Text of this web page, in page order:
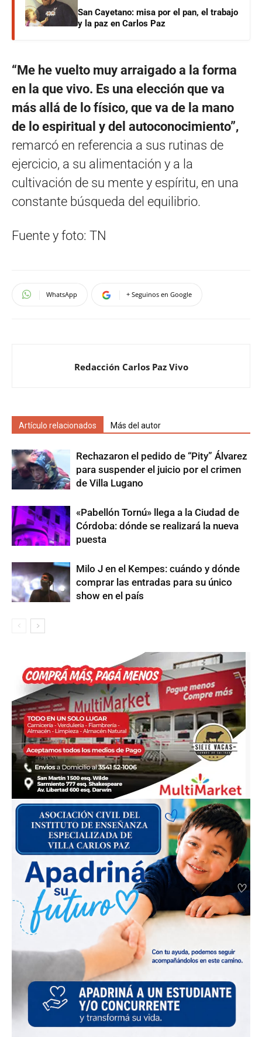
San Cayetano: misa por el pan, el trabajo
y la paz en Carlos Paz
“Me he vuelto muy arraigado a la forma
en la que vivo. Es una elección que va
más allá de lo físico, que va de la mano
de lo espiritual y del autoconocimiento”,
remarcó en referencia a sus rutinas de
ejercicio, a su alimentación y a la
cultivación de su mente y espíritu, en una
constante búsqueda del equilibrio.
Fuente y foto: TN
WhatsApp + Seguinos en Google
Redacción Carlos Paz Vivo
Artículo relacionados Más del autor
Rechazaron el pedido de “Pity” Álvarez
para suspender el juicio por el crimen
de Villa Lugano
«Pabellón Tornú» llega a la Ciudad de
Córdoba: dónde se realizará la nueva
puesta
Milo J en el Kempes: cuándo y dónde
comprar las entradas para su único
show en el país